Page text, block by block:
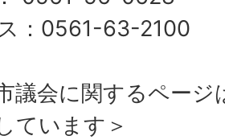
：0561-63-2100
議会に関するペー
ています＞